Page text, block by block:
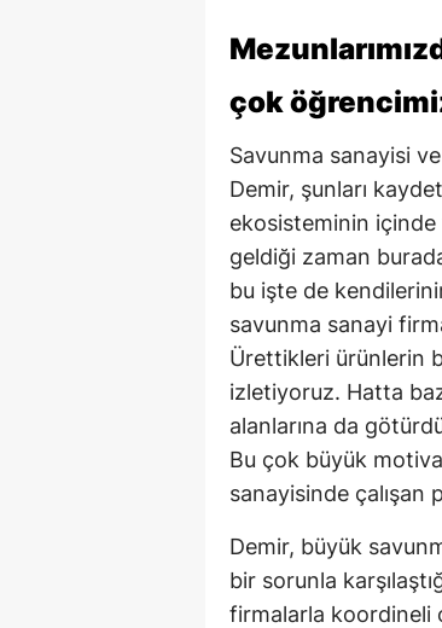
çok
Savunma sanayisi
Demir, şunları
ekosisteminin içinde
geldiği zaman
bu işte de
savunma sanayi
Ürettikleri ürünlerin
izletiyoruz. Hatta
alanlarına da
Bu çok büyük
sanayisinde çalışan
Demir, büyük
bir sorunla
firmalarla koordineli